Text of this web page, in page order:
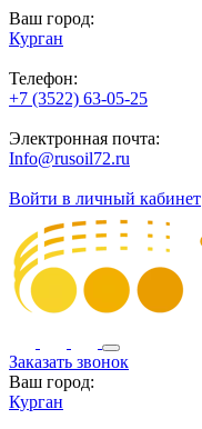
Ваш город:
Курган
Телефон:
+7 (3522) 63-05-25
Электронная почта:
Info@rusoil72.ru
Войти в личный кабинет
Заказать звонок
Ваш город:
Курган